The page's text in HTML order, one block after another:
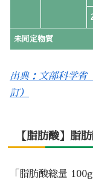
未同定物質
出典：文部科学
訂）
【脂肪酸】脂
「脂肪酸総量